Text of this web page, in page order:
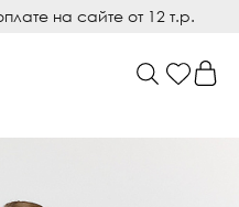
на сайте от 12 т.р.